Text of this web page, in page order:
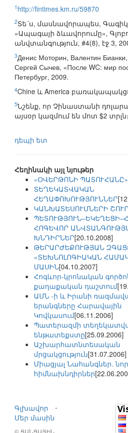
1 http://fintimes.km.ru/59870
2Տե´ս, մասնավորապես, Գագիկ
«Ապագայի ձևավորումը»,
անվտանգություն, #4(8), էջ 3,
3Денис Моторин, Валентин
Сергей Сычев, «После WC: мир
Петербург, 2009.
4Chine և America
5Նշենք, որ Չինաստանի
այսօր կազմում են մոտ $2 տրլն։
դեպի ետ
Հեղինակի այլ նյութեր
«ՕՎԵՐԹՈՆԻ ՊԱՏՈՒՀԱՆԸ»
ՏԵՂԵԿԱՏՎԱԿԱՆ
ՀԵՂԱՓՈԽՈՒԹՅՈՒՆՆԵՐ
ԿԱՆԽԱՏԵՍՈՒՄՆԵՐԻ
ՀՈԳԵՎՈՐ
ԽՆԴԻՐՆԵՐ[20.10.2008]
ԹԵՐԱՐԺԵՔՈՒԹՅԱՆ
«ՏԵԽՆՈԼՈԳԻԱԿԱՆ
ՄԱՍԻՆ[04.10.2007]
Հոգևոր-կրոնական
քաղաքական դաշտում
ԱՄՆ -ի և Իրանի
երանգները Հարավային
Կովկասում[06.11.2006]
Պատերազմի
ենթատեքստը[25.09.2006]
Աշխարհատնտեսական
մրցակցություն[31.07.2006]
Միացյալ Նահանգներ. նոր
հիմնախնդիրներ
Գլխավոր
⋅
Մեր մասին